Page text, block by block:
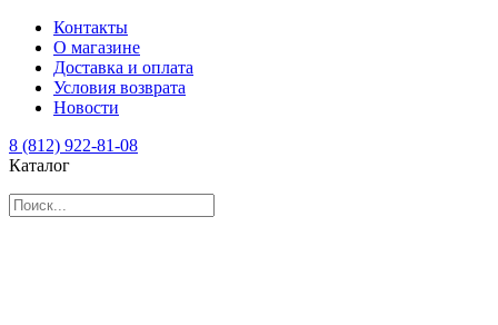
Контакты
О магазине
Доставка и оплата
Условия возврата
Новости
8 (812) 922-81-08
Каталог